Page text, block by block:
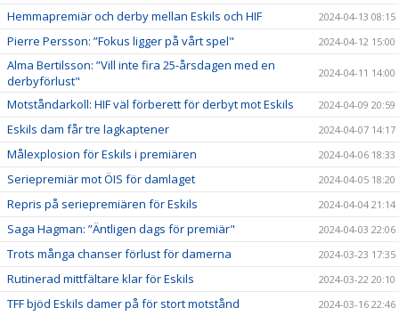
Hemmapremiär och derby mellan Eskils och HIF 2024-04-13 08:15
Pierre Persson: ”Fokus ligger på vårt spel" 2024-04-12 15:00
Alma Bertilsson: ”Vill inte fira 25-årsdagen med en
derbyförlust"
2024-04-11 14:00
Motståndarkoll: HIF väl förberett för derbyt mot Eskils 2024-04-09 20:59
Eskils dam får tre lagkaptener 2024-04-07 14:17
Målexplosion för Eskils i premiären 2024-04-06 18:33
Seriepremiär mot ÖIS för damlaget 2024-04-05 18:20
Repris på seriepremiären för Eskils 2024-04-04 21:14
Saga Hagman: ”Äntligen dags för premiär" 2024-04-03 22:06
Trots många chanser förlust för damerna 2024-03-23 17:35
Rutinerad mittfältare klar för Eskils 2024-03-22 20:10
TFF bjöd Eskils damer på för stort motstånd 2024-03-16 22:46